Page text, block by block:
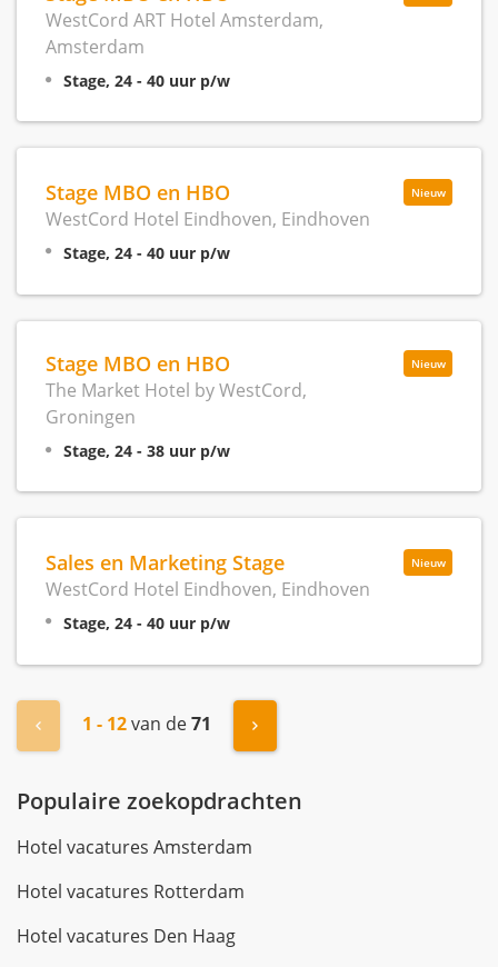
WestCord ART Hotel Amsterdam,
Amsterdam
Stage, 24 - 40 uur p/w
Nieuw
Stage MBO en HBO
WestCord Hotel Eindhoven, Eindhoven
Stage, 24 - 40 uur p/w
Nieuw
Stage MBO en HBO
The Market Hotel by WestCord,
Groningen
Stage, 24 - 38 uur p/w
Nieuw
Sales en Marketing Stage
WestCord Hotel Eindhoven, Eindhoven
Stage, 24 - 40 uur p/w
« Vorige1 - 12van de71 Volgende »
Populaire zoekopdrachten
Hotel vacatures Amsterdam
Hotel vacatures Rotterdam
Hotel vacatures Den Haag